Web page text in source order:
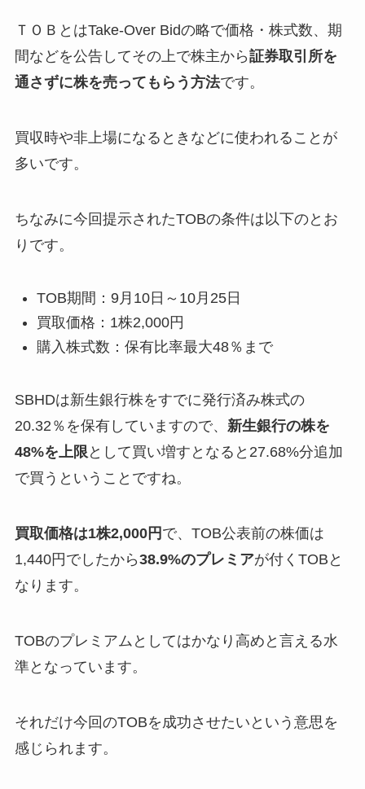
ＴＯＢとはTake-Over Bidの略で価格・株式数、期
間などを公告してその上で株主から証券取引所を
通さずに株を売ってもらう方法です。
買収時や非上場になるときなどに使われることが
多いです。
ちなみに今回提示されたTOBの条件は以下のとお
りです。
TOB期間：9月10日～10月25日
買取価格：1株2,000円
購入株式数：保有比率最大48％まで
SBHDは新生銀行株をすでに発行済み株式の
20.32％を保有していますので、 新生銀行の株を
48%を上限として買い増すとなると27.68%分追加
で買うということですね。
買取価格は1株2,000円 で、TOB公表前の株価は
1,440円でしたから38.9%のプレミアが付くTOBと
なります。
TOBのプレミアムとしてはかなり高めと言える水
準となっています。
それだけ今回のTOBを成功させたいという意思を
感じられます。